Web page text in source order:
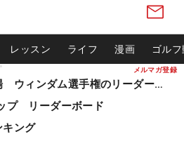
メルマガ登録
レッスン ライフ 漫画 ゴル
松山英樹ら出場 ウィンダム選手権のリーダーボード
プ リーダーボード
キング